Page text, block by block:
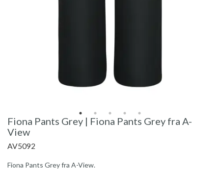
Fiona Pants Grey | Fiona Pants Grey fra A-
View
AV5092
Fiona Pants Grey fra A-View.